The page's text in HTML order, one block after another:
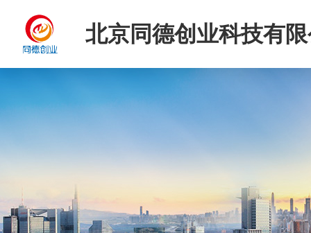
北京同德创业科技有